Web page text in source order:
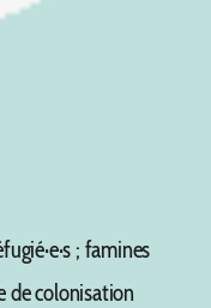
; famines
de colonisation